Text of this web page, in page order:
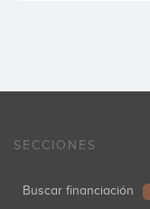
SECCIONES
Buscar financiación